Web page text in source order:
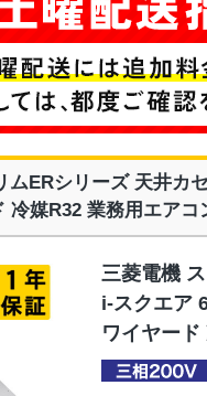
ムERシリーズ 天井カ
冷媒R32 業務用エアコ
三菱電機
i-スクエア
ワイヤー